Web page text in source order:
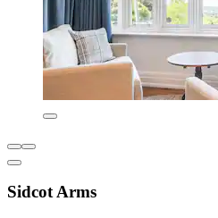
Sidcot Arms